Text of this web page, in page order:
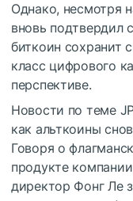
Однако, несмотря
вновь подтвердил
биткоин сохранит
класс цифрового
перспективе.
Новости по теме
как альткоины
Говоря о
продукте
директор Фонг Ле